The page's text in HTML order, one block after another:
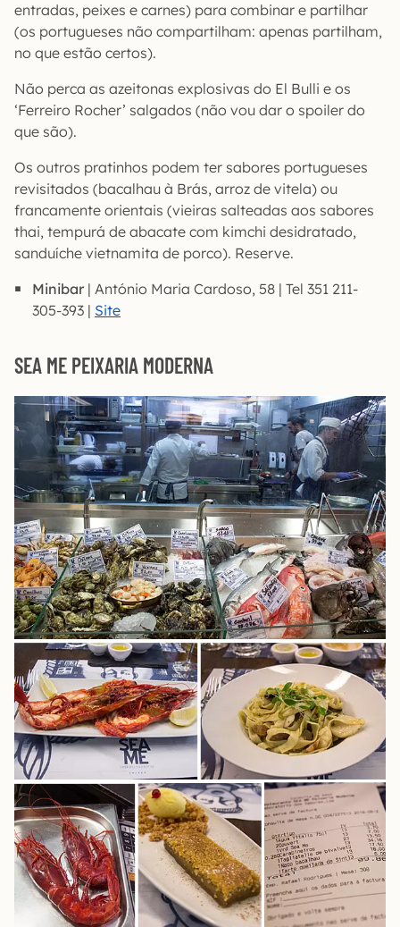
entradas, peixes e carnes) para combinar e partilhar
(os portugueses não compartilham: apenas partilham,
no que estão certos).
Não perca as azeitonas explosivas do El Bulli e os
‘Ferreiro Rocher’ salgados (não vou dar o spoiler do
que são).
Os outros pratinhos podem ter sabores portugueses
revisitados (bacalhau à Brás, arroz de vitela) ou
francamente orientais (vieiras salteadas aos sabores
thai, tempurá de abacate com kimchi desidratado,
sanduíche vietnamita de porco). Reserve.
Minibar | António Maria Cardoso, 58 | Tel 351 211-
305-393 | Site
SEA ME PEIXARIA MODERNA